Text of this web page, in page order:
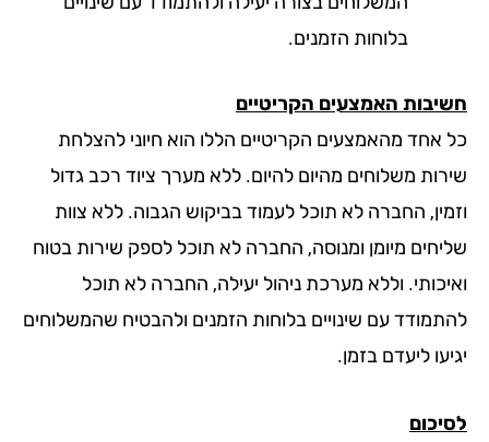
בלוחות הזמנים.
האמצעים הקריטיים
אחד מהאמצעים הקריטיים הללו הוא חיוני להצלחת
משלוחים מהיום להיום. ללא מערך ציוד רכב גדול
החברה לא תוכל לעמוד בביקוש הגבוה. ללא צוות
מיומן ומנוסה, החברה לא תוכל לספק שירות בטוח
וללא מערכת ניהול יעילה, החברה לא תוכל
עם שינויים בלוחות הזמנים ולהבטיח שהמשלוחים
ליעדם בזמן.